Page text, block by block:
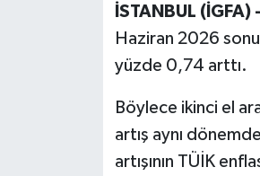
İSTANBUL (İGFA) -
Haziran 2026
yüzde 0,74 arttı.
Böylece ikinci el
artış aynı
artışının TÜİK